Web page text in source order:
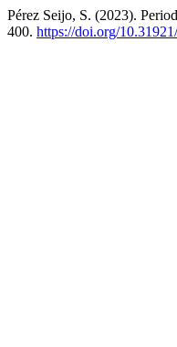
Pérez Seijo, S. (2023).
400. https://doi.org/